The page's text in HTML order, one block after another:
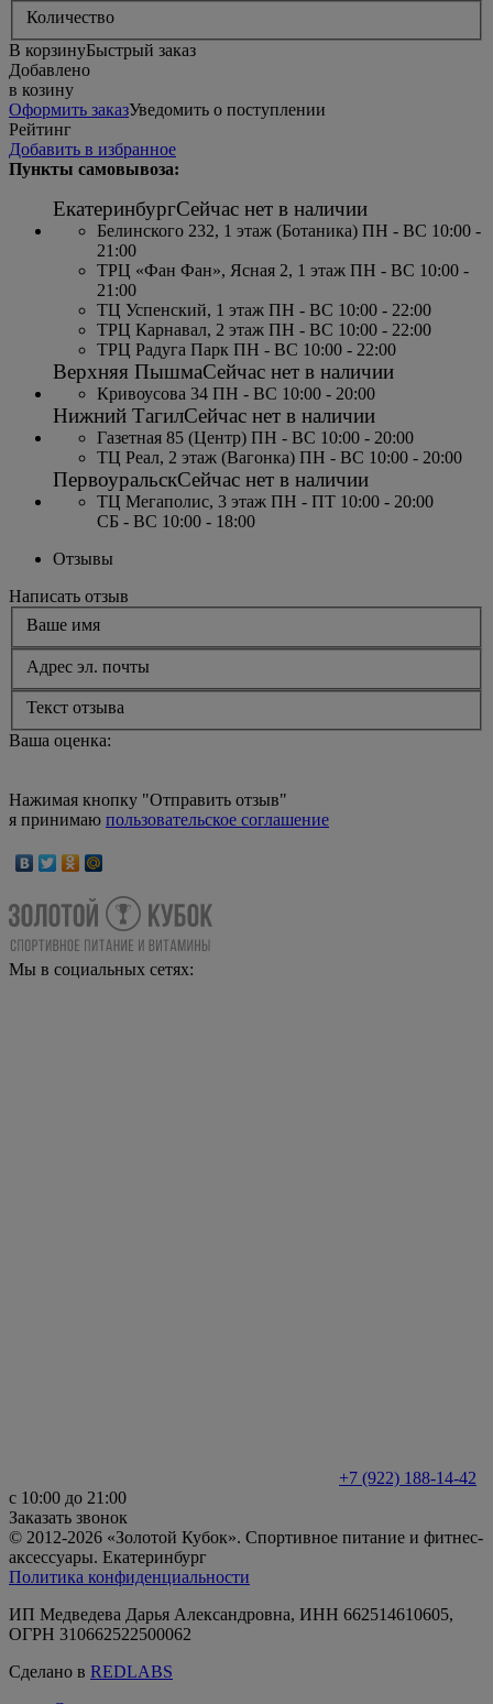
Количество
В корзинуБыстрый заказ
Добавлено
в козину
Оформить заказУведомить о поступлении
Рейтинг
Добавить в избранное
Пункты самовывоза:
ЕкатеринбургСейчас нет в наличии
Белинского 232, 1 этаж (Ботаника) ПН - ВС 10:00 -
21:00
ТРЦ «Фан Фан», Ясная 2, 1 этаж ПН - ВС 10:00 -
21:00
ТЦ Успенский, 1 этаж ПН - ВС 10:00 - 22:00
ТРЦ Карнавал, 2 этаж ПН - ВС 10:00 - 22:00
ТРЦ Радуга Парк ПН - ВС 10:00 - 22:00
Верхняя ПышмаСейчас нет в наличии
Кривоусова 34 ПН - ВС 10:00 - 20:00
Нижний ТагилСейчас нет в наличии
Газетная 85 (Центр) ПН - ВС 10:00 - 20:00
ТЦ Реал, 2 этаж (Вагонка) ПН - ВС 10:00 - 20:00
ПервоуральскСейчас нет в наличии
ТЦ Мегаполис, 3 этаж ПН - ПТ 10:00 - 20:00
СБ - ВС 10:00 - 18:00
Отзывы
Написать отзыв
Ваше имя
Адрес эл. почты
Текст отзыва
Ваша оценка:
Нажимая кнопку "Отправить отзыв"
я принимаю пользовательское соглашение
Мы в социальных сетях:
+7 (922) 188-14-42
с 10:00 до 21:00
Заказать звонок
© 2012-2026 «Золотой Кубок». Спортивное питание и фитнес-
аксессуары. Екатеринбург
Политика конфиденциальности
ИП Медведева Дарья Александровна, ИНН 662514610605,
ОГРН 310662522500062
Сделано в REDLABS